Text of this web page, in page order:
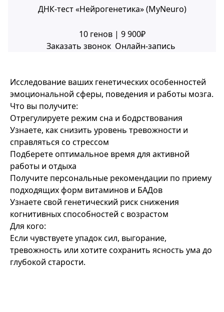
ДНК-тест «Нейрогенетика» (MyNeuro)
10 генов | 9 900₽
Заказать звонок Онлайн-запись
Исследование ваших генетических особенностей
эмоциональной сферы, поведения и работы мозга.
Что вы получите:
Отрегулируете режим сна и бодрствования
Узнаете, как снизить уровень тревожности и
справляться со стрессом
Подберете оптимальное время для активной
работы и отдыха
Получите персональные рекомендации по приему
подходящих форм витаминов и БАДов
Узнаете свой генетический риск снижения
когнитивных способностей с возрастом
Для кого:
Если чувствуете упадок сил, выгорание,
тревожность или хотите сохранить ясность ума до
глубокой старости.